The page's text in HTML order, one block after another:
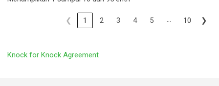
❮ 1 2 3 4 5 … 10 ❯
Knock for Knock Agreement